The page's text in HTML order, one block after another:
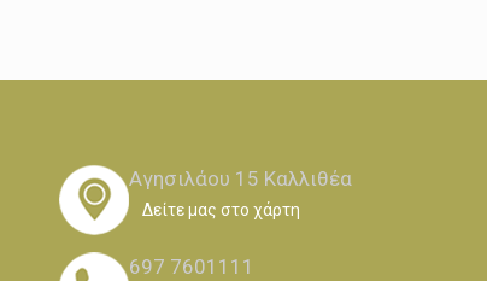
Αγησιλάου 15 Καλλιθέα
Δείτε μας στο χάρτη
697 7601111